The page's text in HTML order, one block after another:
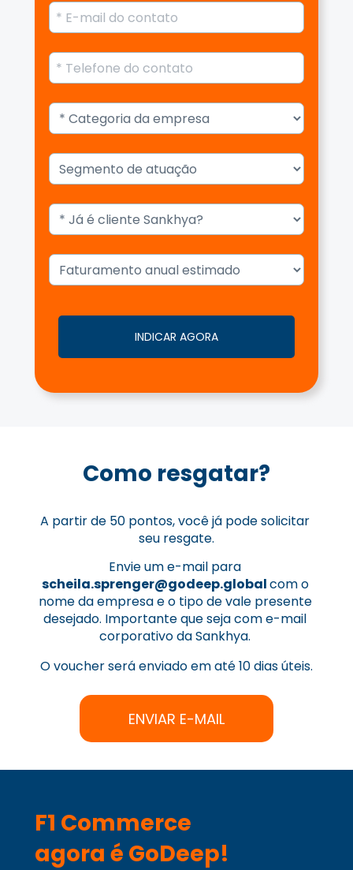
INDICAR AGORA
Como resgatar?
A partir de 50 pontos, você já pode solicitar
seu resgate.
scheila.sprenger@godeep.global com o
nome da empresa e o tipo de vale presente
desejado. Importante que seja com e-mail
corporativo da Sankhya.
O voucher será enviado em até 10 dias úteis.
ENVIAR E-MAIL
F1 Commerce
agora é GoDeep!